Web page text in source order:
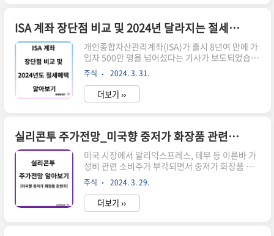
적인 가격대를 형성한 화장품기업 에이피알의 실적
및 주가 전망에 대해 알아보겠습니다. 글로벌 뷰티
테크 기업 에이피알 기업 분석 에이피알 매출 비중
에이피알은 뷰티, 피부미용 기기, 패션 등을 판매하
는 글로벌 뷰티테크 기업으로 홈 뷰티 디바이스 즉
집에서 사용하는 레이저 미용기구와 화장품을 주축
으로 다양한 브랜드를 구축하..
ISA 계좌 장단점 비교 및 2024년 달라지는 절세혜택 알아보기
개인종합자산관리계좌(ISA)가 출시 8년여 만에 가
입자 500만 명을 넘어섰다는 기사가 보도되었습니
다. 금융투자협회에 따르면 지난달 말 기준 ISA 가
입자는 511만 3000명이며, 가입금액은 25조
3604억 원을 기록했는데요, 각각 2020년 말보다
2.6배, 3.9배 급증했다고 합니다. ISA계좌가 무엇
요즘 이런 절세혜택을 잘 챙기셔서 모두 넉넉해지
셨으면 좋겠습니다. ISA 계좌란 ISA 계좌 정의
I(Individual) : 개인 S(Saving) : 종합 자산관리
A(Account) : 계좌 ISA란 개인 종합 자산관리 계좌
를 뜻합니다. 즉 예적금, 주식, 채권, 펀드 등 다양한
금융 상품을 한 계..
주식 2024. 3. 31.
더보기 ››
실리콘투 주가전망_미국향 중저가 화장품 관련주 알아보기
미국 시장에서 알리익스프레스, 테무 등 이른바 가
성비 관련 소비주가 부각되면서 중저가 화장품 업
체에도 영향을 미치고 있습니다. 미국의 최고 가성
비 화장품 브랜드로 거론된 엘프뷰티의 주가가 최
근 1년상이 147.7%상승했는데, 미국향 수출 중저
가 화장품 기업인 실리콘투의 상품 및 주가에 대해
주식 2024. 3. 29.
더보기 ››